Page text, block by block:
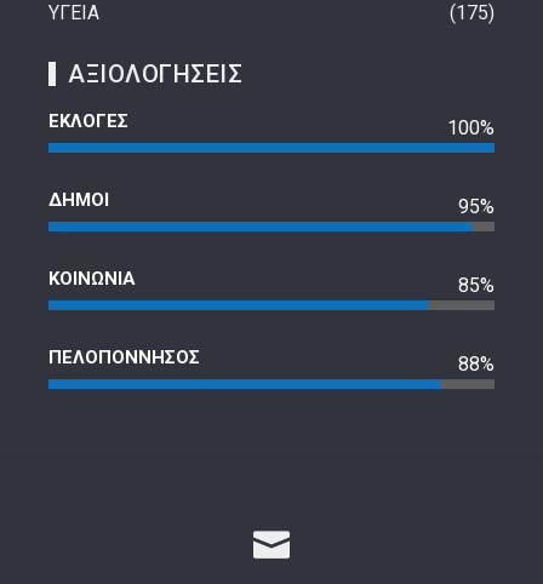
ΥΓΕΙΑ
175
ΑΞΙΟΛΟΓΗΣΕΙΣ
ΕΚΛΟΓΕΣ 100%
ΔΗΜΟΙ 95%
ΚΟΙΝΩΝΙΑ 85%
ΠΕΛΟΠΟΝΝΗΣΟΣ 88%